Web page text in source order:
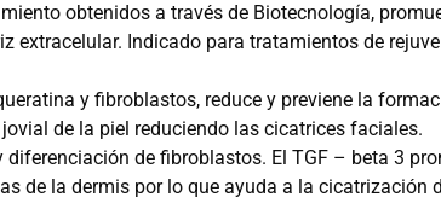
obtenidos a través de Biotecnología,
extracelular. Indicado para tratamientos de
y fibroblastos, reduce y previene la
de la piel reduciendo las cicatrices faciales.
de fibroblastos. El TGF – beta 3
de la dermis por lo que ayuda a la cicatrización